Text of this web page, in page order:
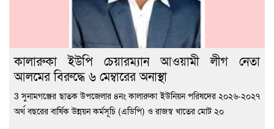
কালারুকা ইউপি চেয়ারম্যান আওয়ামী লীগ নেতা
আলমের বিরুদ্ধে ৬ মেম্বারের অনাস্থা
3 সুনামগঞ্জের ছাতক উপজেলার ৪নং কালারুকা ইউনিয়ন পরিষদের ২০২৬-২০২৭
অর্থ বছরের বার্ষিক উন্নয়ন কর্মসূচি (এডিপি) ও রাজস্ব খাতের মোট ২০